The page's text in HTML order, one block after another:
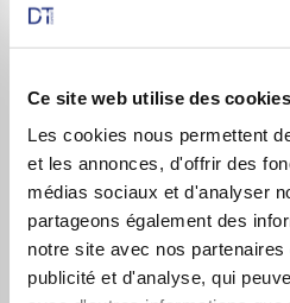
Ce site web utilise des cookies.
Les cookies nous permettent
et les annonces, d'offrir des
médias sociaux et d'analyser
partageons également des
notre site avec nos
publicité et d'analyse, qui
les trois quarts du chiffre
Mais comme elles, la
activités cloud et les
concurrentes, Alphabet
dont elle intègre les
En 2023, elle a vu son
9%, renforçant la confiance